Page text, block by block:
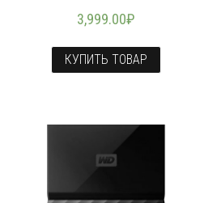
3,999.00₽
КУПИТЬ ТОВАР